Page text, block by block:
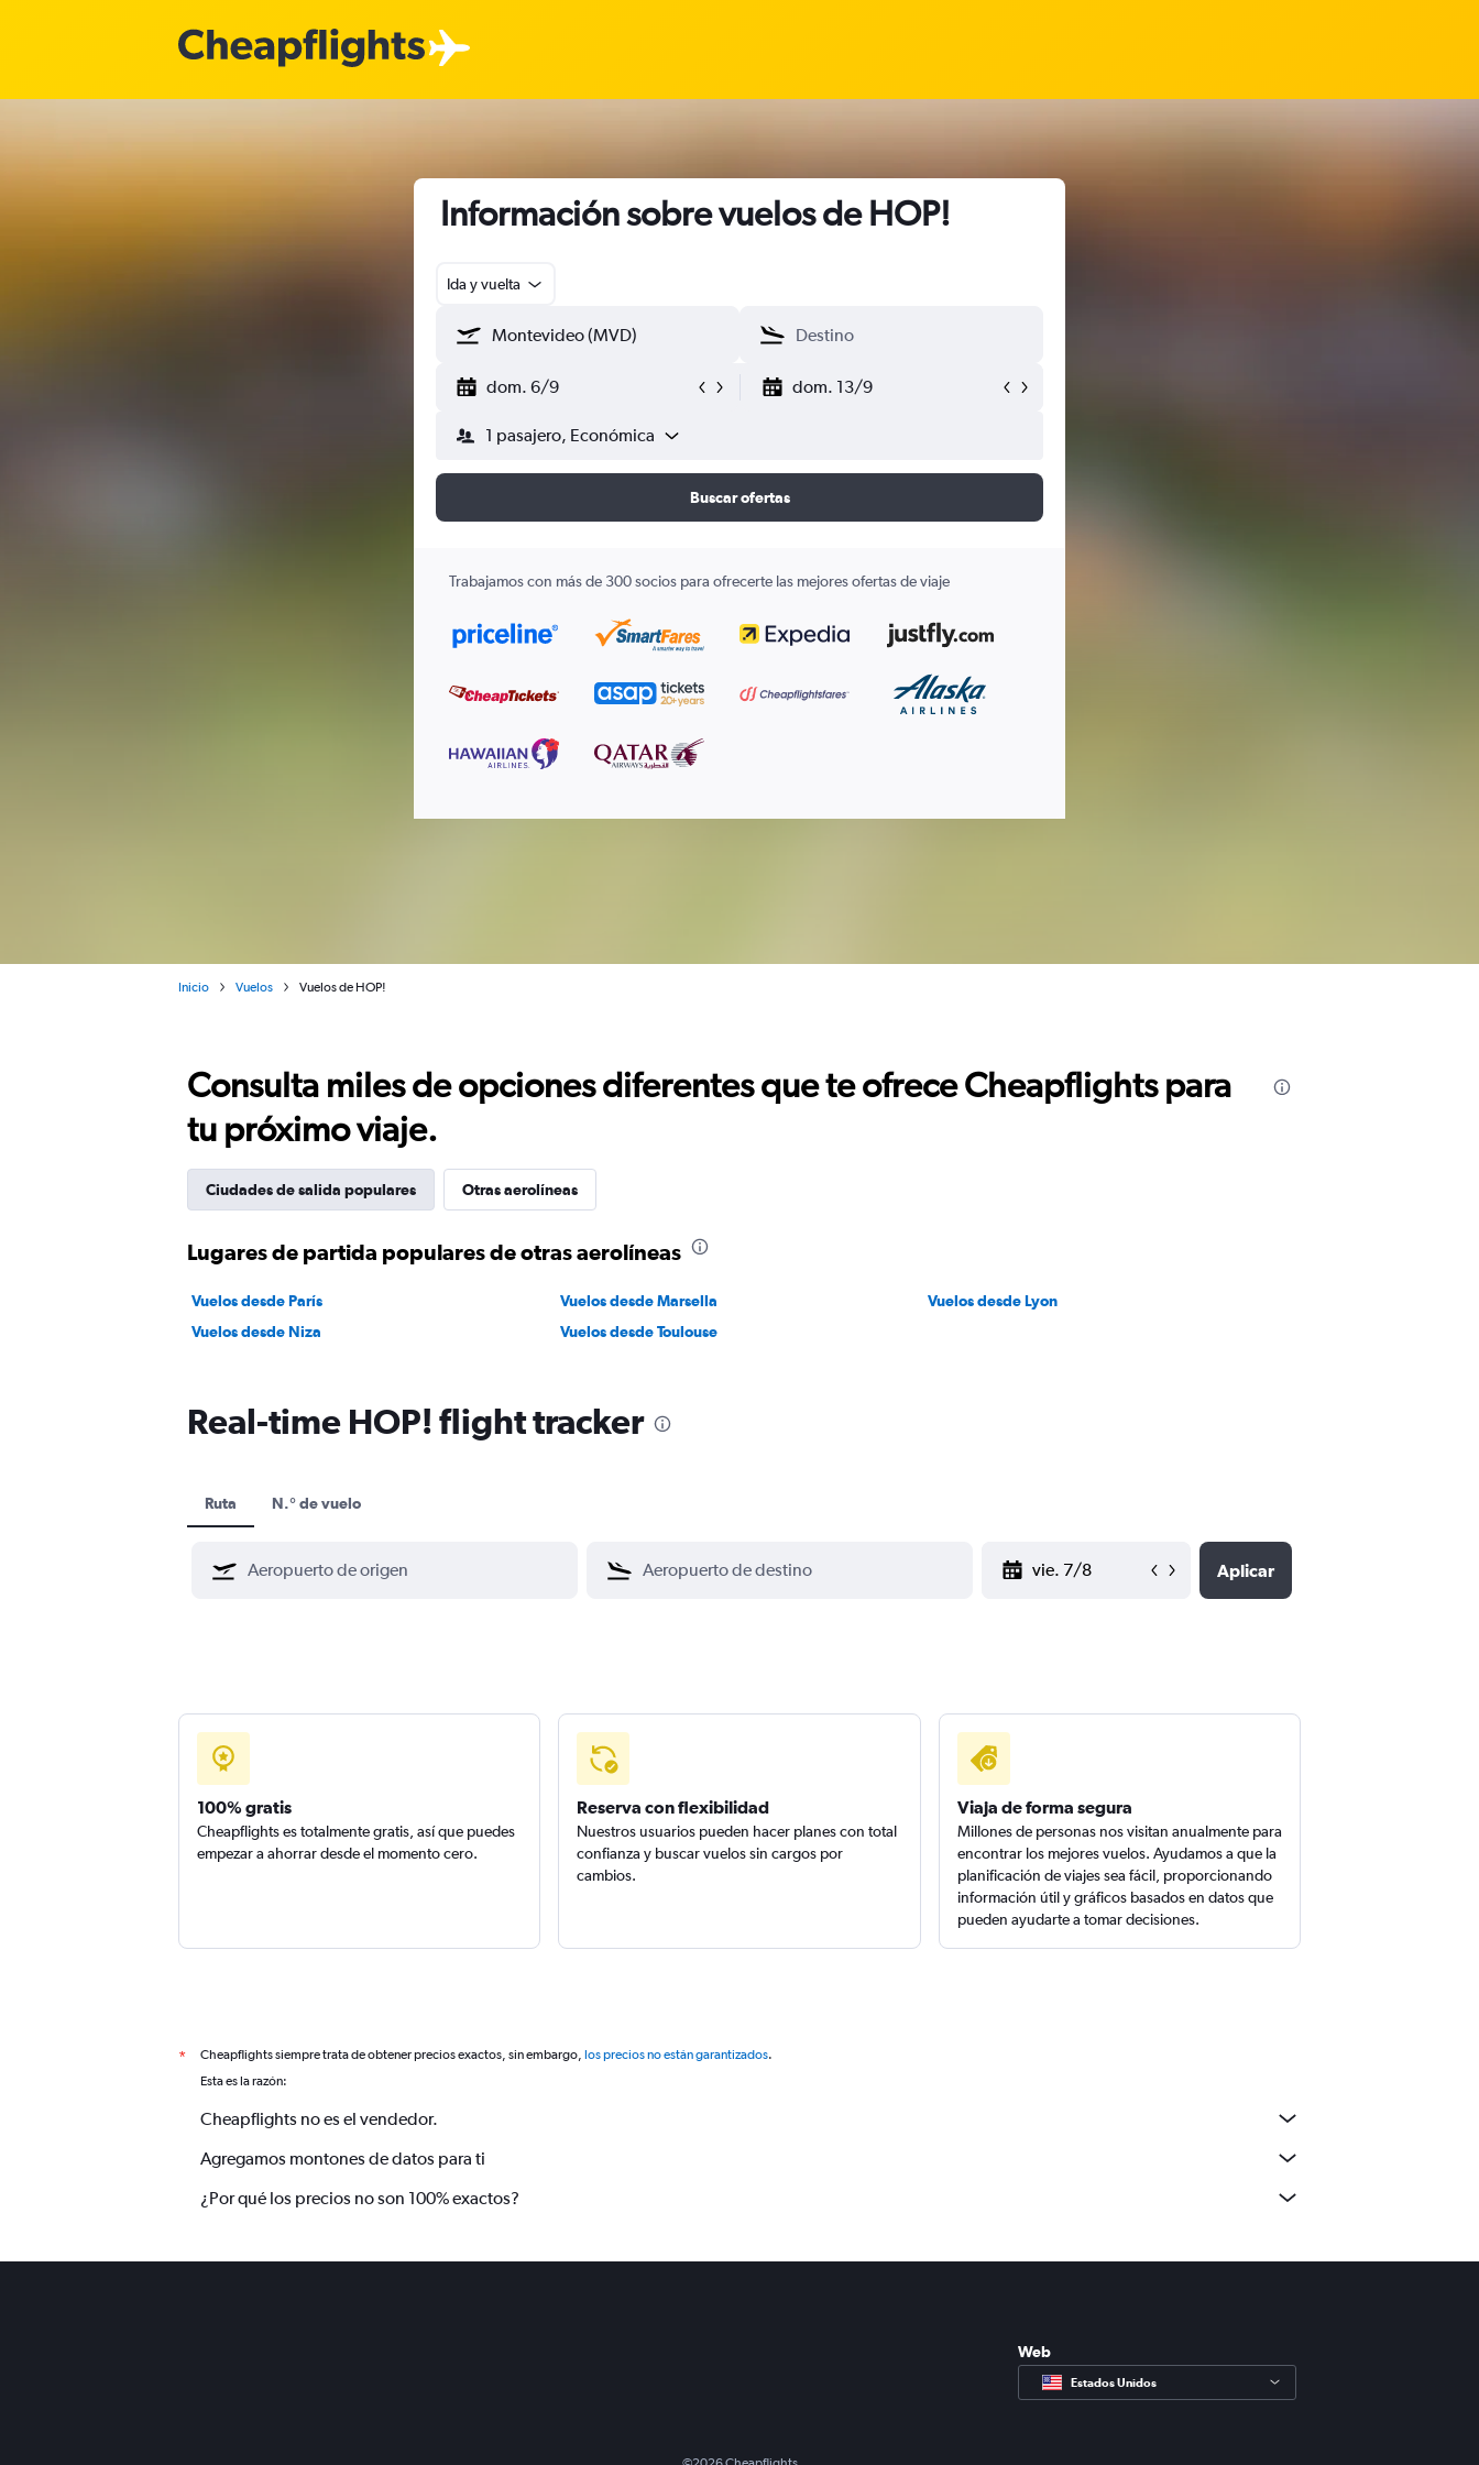
Información sobre vuelos de HOP!
Ida y vuelta
dom. 6/9 dom. 13/9
1 pasajero, Económica
Buscar ofertas
Trabajamos con más de 300 socios para ofrecerte las mejores ofertas de viaje
Inicio Vuelos Vuelos de HOP!
Consulta miles de opciones diferentes que te ofrece Cheapflights para
tu próximo viaje.
Ciudades de salida populares Otras aerolíneas
Lugares de partida populares de otras aerolíneas
Vuelos desde París Vuelos desde Marsella
Vuelos desde Lyon
Vuelos desde Niza
Vuelos desde Toulouse
Real-time HOP! flight tracker
Ruta N.° de vuelo
Aplicar
100% gratis
Cheapflights es totalmente gratis, así que puedes
empezar a ahorrar desde el momento cero.
Reserva con flexibilidad
Nuestros usuarios pueden hacer planes con total
confianza y buscar vuelos sin cargos por
cambios.
Viaja de forma segura
Millones de personas nos visitan anualmente para
encontrar los mejores vuelos. Ayudamos a que la
planificación de viajes sea fácil, proporcionando
información útil y gráficos basados en datos que
pueden ayudarte a tomar decisiones.
* Cheapflights siempre trata de obtener precios exactos, sin embargo, los precios no están garantizados.
Esta es la razón:
Cheapflights no es el vendedor.
Agregamos montones de datos para ti
¿Por qué los precios no son 100% exactos?
Web
Estados Unidos